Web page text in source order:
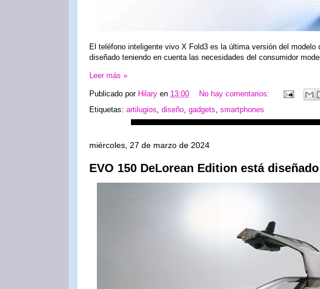
El teléfono inteligente vivo X Fold3 es la última versión del
diseñado teniendo en cuenta las necesidades del consumidor
Leer más »
Publicado por Hilary en 13:00
No hay comentarios:
Etiquetas: artilugios diseño gadgets smartphones
miércoles, 27 de marzo de 2024
EVO 150 DeLorean Edition está